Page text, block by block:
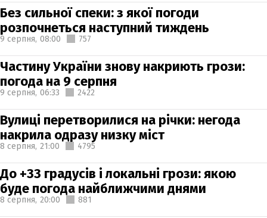
Без сильної спеки: з якої погоди
розпочнеться наступний тиждень
9 серпня, 08:00 757
Частину України знову накриють грози:
погода на 9 серпня
9 серпня, 06:33 2422
Вулиці перетворилися на річки: негода
накрила одразу низку міст
8 серпня, 21:00 4795
До +33 градусів і локальні грози: якою
буде погода найближчими днями
8 серпня, 20:00 881